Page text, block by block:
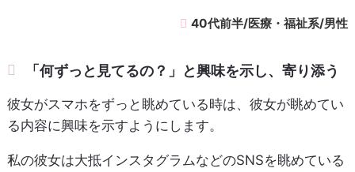
40代前半/医療・福祉系/男性
「何ずっと見てるの？」と興味を示し、寄り添う
彼女がスマホをずっと眺めている時は、彼女が眺めてい
る内容に興味を示すようにします。
私の彼女は大抵インスタグラムなどのSNSを眺めている